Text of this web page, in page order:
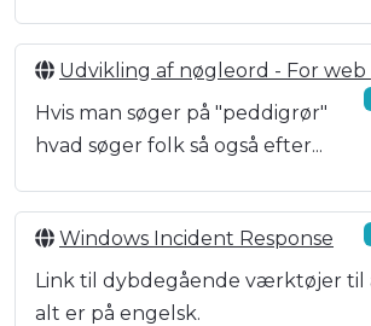
Udvikling af nøgleord - For web
Hvis man søger på "peddigrør"
hvad søger folk så også efter...
Windows Incident Response
Link til dybdegående værktøjer til
alt er på engelsk.